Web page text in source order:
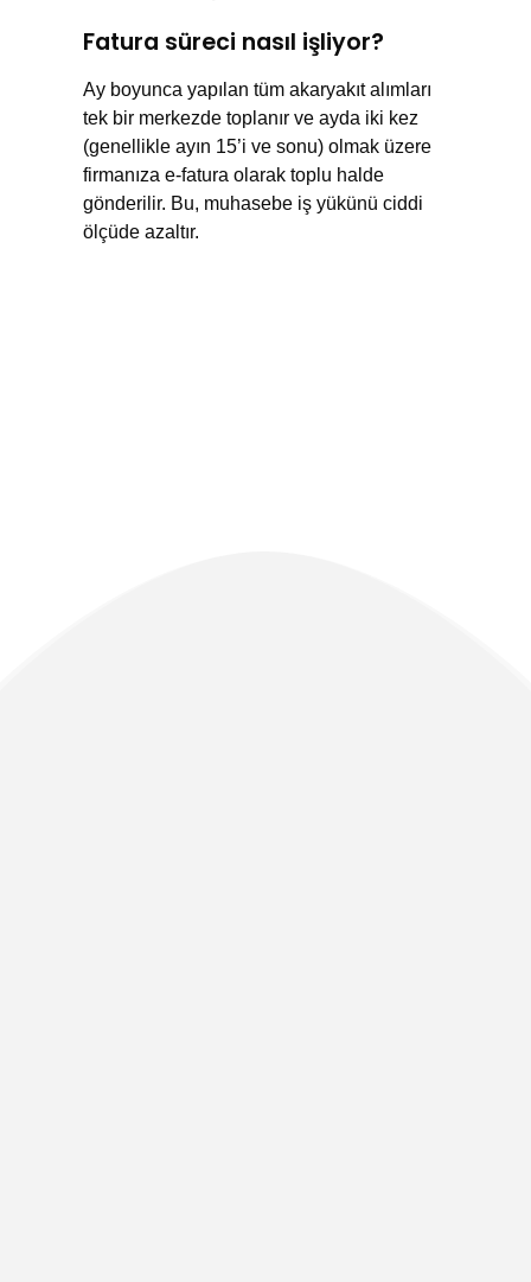
Fatura süreci nasıl işliyor?
Ay boyunca yapılan tüm akaryakıt alımları
tek bir merkezde toplanır ve ayda iki kez
(genellikle ayın 15’i ve sonu) olmak üzere
firmanıza e-fatura olarak toplu halde
gönderilir. Bu, muhasebe iş yükünü ciddi
ölçüde azaltır.